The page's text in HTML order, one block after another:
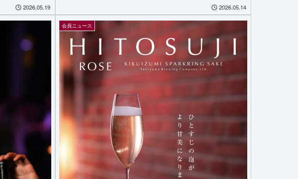
2026.05.19
（静岡県静岡市）から嬉しいニュースが届きました。それは、
2026.05.14
会員ニュース